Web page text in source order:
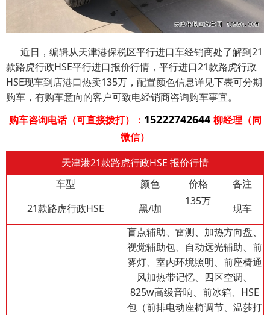
近日，编辑从天津港保税区平行进口车经销商处了解到21
款路虎行政HSE平行进口报价行情，平行进口21款路虎行政
HSE现车到店港口热卖135万，配置颜色信息详见下表可分期
购车，有购车意向的客户可致电经销商咨询购车事宜。
购车咨询电话（可直接拨打）： 15222742644 柳经理（同
微信）
天津港21款路虎行政HSE 报价行情
车型
颜色 价格
备注
21款路虎行政HSE
黑/咖
135万
现车
盲点辅助、雷测、加热方向盘、
视觉辅助包、自动远光辅助、前
雾灯、室内环境照明、前座椅通
风加热带记忆、四区空调、
825w高级音响、前冰箱、HSE
包（前排电动座椅调节、温莎打